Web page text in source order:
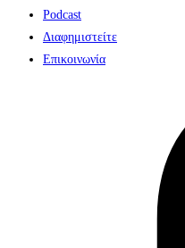
Podcast
Διαφημιστείτε
Επικοινωνία